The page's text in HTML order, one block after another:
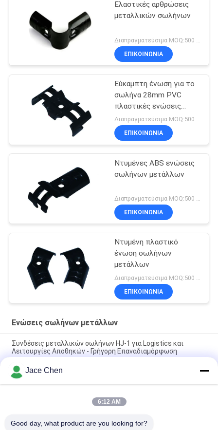
Ελαστικές αρθρώσεις
μεταλλικών σωλήνων
ΕΠΙΚΟΙΝΩΝΊΑ
Εύκαμπτη ένωση για το
σωλήνα 28mm PVC
πλαστικές ενώσεις
σωλήνων μετάλλων που
συνδέουν τον αδύνατο
σωλήνα
Διαπραγματεύσιμα MOQ:500 Σύνολο
ΕΠΙΚΟΙΝΩΝΊΑ
Ντυμένες ABS ενώσεις
σωλήνων μετάλλων
Διαπραγματεύσιμα MOQ:500 Σύνολο
ΕΠΙΚΟΙΝΩΝΊΑ
Ντυμένη πλαστικό
ένωση σωλήνων
μετάλλων
Διαπραγματεύσιμα MOQ:500 Σύνολο
ΕΠΙΚΟΙΝΩΝΊΑ
Ενώσεις σωλήνων μετάλλων
Συνδέσεις μεταλλικών σωλήνων HJ-1 για Logistics και
Λειτουργίες Αποθηκών - Γρήγορη Επαναδιαμόρφωση
Κόστος-αποτελεσματικό σύστημα ράκα σωλήνων - HJ-1
μεταλλικές αρθρώσεις σωλήνων για έργα με προϋπολογισμό
Συμπληρωματική λύση συστήματος συσσωρευτή σωλήνων -
HJ-1 σύνδεσεις μεταλλικών σωλήνων για βιομηχανική
Jace Chen
6:12 AM
Good day, what product are you looking for?